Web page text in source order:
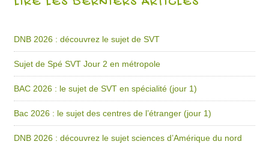
DNB 2026 : découvrez le sujet de SVT
Sujet de Spé SVT Jour 2 en métropole
BAC 2026 : le sujet de SVT en spécialité (jour 1)
Bac 2026 : le sujet des centres de l’étranger (jour 1)
DNB 2026 : découvrez le sujet sciences d’Amérique du nord